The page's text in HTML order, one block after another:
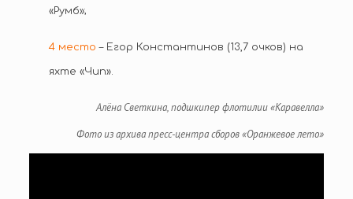
«Румб»;
4 место – Егор Константинов (13,7 очков) на
яхте «Чип».
Алёна Светкина, подшкипер флотилии «Каравелла»
Фото из архива пресс-центра сборов «Оранжевое лето»